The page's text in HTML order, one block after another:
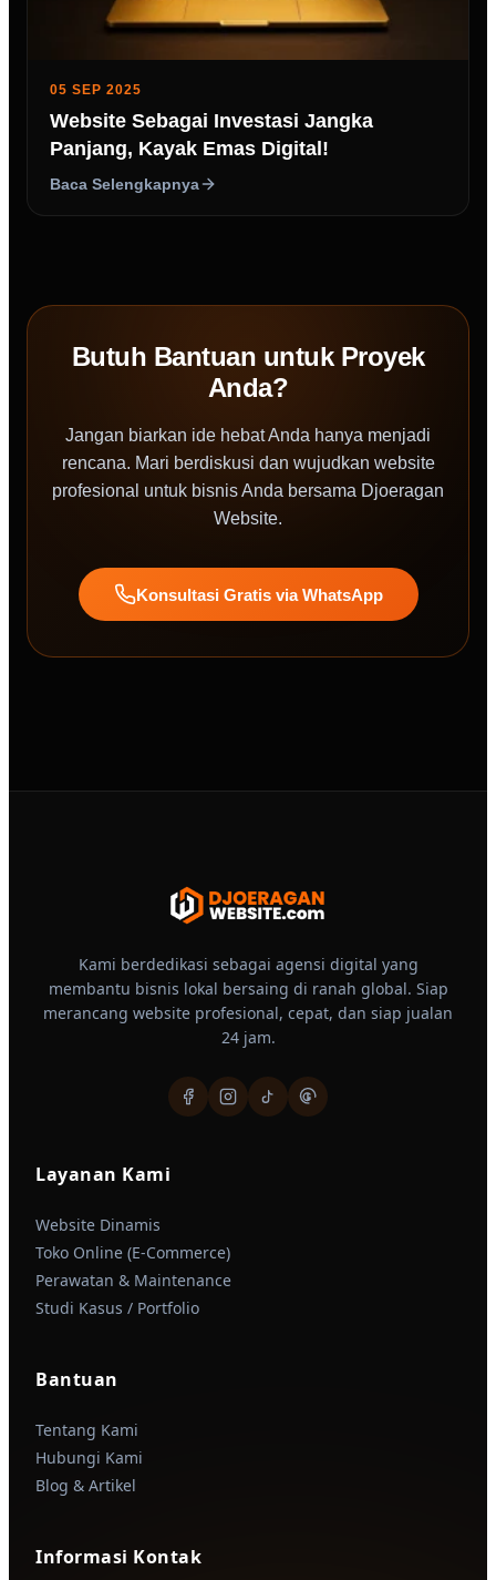
05 SEP 2025
Website Sebagai Investasi Jangka
Panjang, Kayak Emas Digital!
Baca Selengkapnya
Butuh Bantuan untuk Proyek
Anda?
Jangan biarkan ide hebat Anda hanya menjadi
rencana. Mari berdiskusi dan wujudkan website
profesional untuk bisnis Anda bersama Djoeragan
Website.
Konsultasi Gratis via WhatsApp
Kami berdedikasi sebagai agensi digital yang
membantu bisnis lokal bersaing di ranah global. Siap
merancang website profesional, cepat, dan siap jualan
24 jam.
Layanan Kami
Website Dinamis
Toko Online (E-Commerce)
Perawatan & Maintenance
Studi Kasus / Portfolio
Bantuan
Tentang Kami
Hubungi Kami
Blog & Artikel
Informasi Kontak